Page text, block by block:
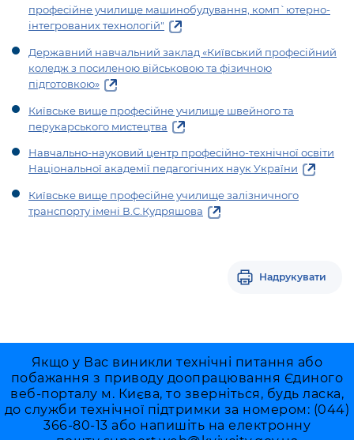
професійне училище машинобудування, комп`ютерно-
інтегрованих технологій"
Державний навчальний заклад «Київський професійний
коледж з посиленою військовою та фізичною
підготовкою»
Київське вище професійне училище швейного та
перукарського мистецтва
Навчально-науковий центр професійно-технічної освіти
Національної академії педагогічних наук України
Київське вище професійне училище залізничного
транспорту імені В.С.Кудряшова
Надрукувати
Якщо у Вас виникли технічні питання або
побажання з приводу доопрацювання Єдиного
веб-порталу м. Києва, то зверніться, будь ласка,
до служби технічної підтримки за номером: (044)
366-80-13 або напишіть на електронну